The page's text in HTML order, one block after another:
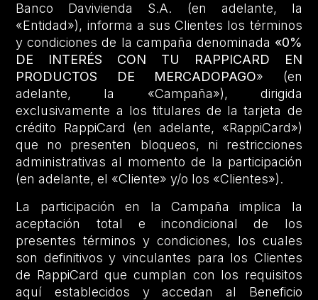
Banco Davivienda S.A. (en adelante, la
«Entidad»), informa a sus Clientes los términos
y condiciones de la campaña denominada «0%
DE INTERÉS CON TU RAPPICARD EN
PRODUCTOS DE MERCADOPAGO» (en
adelante, la «Campaña»), dirigida
exclusivamente a los titulares de la tarjeta de
crédito RappiCard (en adelante, «RappiCard»)
que no presenten bloqueos, ni restricciones
administrativas al momento de la participación
(en adelante, el «Cliente» y/o los «Clientes»).
La participación en la Campaña implica la
aceptación total e incondicional de los
presentes términos y condiciones, los cuales
son definitivos y vinculantes para los Clientes
de RappiCard que cumplan con los requisitos
aquí establecidos y accedan al Beneficio